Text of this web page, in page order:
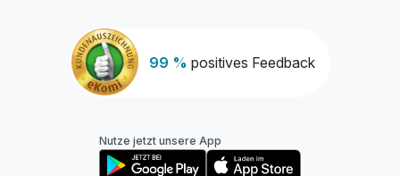
99 % positives Feedback
Nutze jetzt unsere App